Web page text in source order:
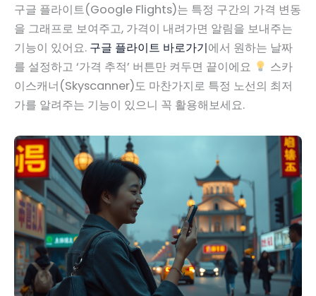
구글 플라이트(Google Flights)는 특정 구간의 가격 변동
을 그래프로 보여주고, 가격이 내려가면 알림을 보내주는
기능이 있어요. 구글 플라이트 바로가기에서 원하는 날짜
를 설정하고 ‘가격 추적’ 버튼만 켜두면 끝이에요
스카
이스캐너(Skyscanner)도 마찬가지로 특정 노선의 최저
가를 알려주는 기능이 있으니 꼭 활용해보세요.